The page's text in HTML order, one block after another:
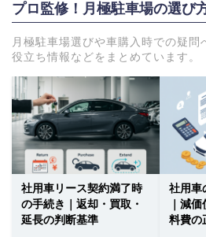
プロ監修！月極駐車場の選び
月極駐車場選びや車購入時での疑問
役立ち情報などをまとめています。
社用車リース契約満了時
の手続き｜返却・買取・
延長の判断基準
社用車
｜減
料費の